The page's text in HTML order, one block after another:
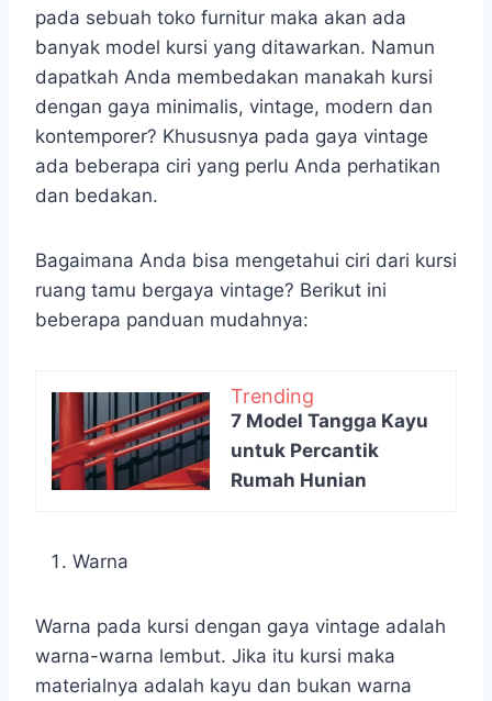
pada sebuah toko furnitur maka akan ada
banyak model kursi yang ditawarkan. Namun
dapatkah Anda membedakan manakah kursi
dengan gaya minimalis, vintage, modern dan
kontemporer? Khususnya pada gaya vintage
ada beberapa ciri yang perlu Anda perhatikan
dan bedakan.
Bagaimana Anda bisa mengetahui ciri dari kursi
ruang tamu bergaya vintage? Berikut ini
beberapa panduan mudahnya:
Trending
7 Model Tangga Kayu
untuk Percantik
Rumah Hunian
Warna
Warna pada kursi dengan gaya vintage adalah
warna-warna lembut. Jika itu kursi maka
materialnya adalah kayu dan bukan warna